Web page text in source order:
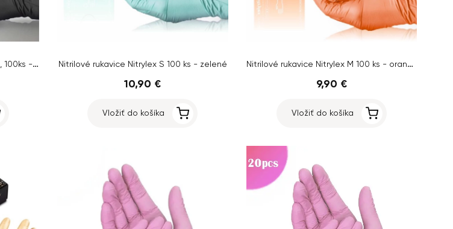
Nitrilové rukavice Black Panther L, 100ks - čierne Nitrilové rukavice Nitrylex S 100 ks - zelené
10,90 €
Vložiť do košíka
Nitrilové rukavice Nitrylex M 100 ks - oranžové
9,90 €
Vložiť do košíka